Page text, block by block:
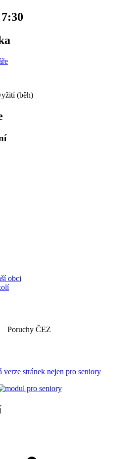
(běh)
obci
Poruchy ČEZ
verze stránek nejen pro seniory